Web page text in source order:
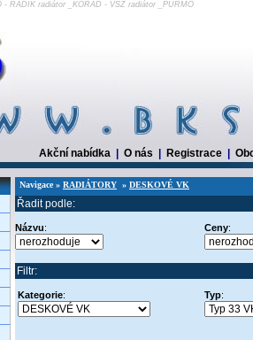
- RADIK radiátor _KORAD - VSŽ radiátor _PURMO
Akční nabídka O nás Registrace
Navigace » RADIÁTORY » DESKOVÉ VK
Řadit podle:
Názvu: Ceny:
Filtr:
Kategorie: Typ: